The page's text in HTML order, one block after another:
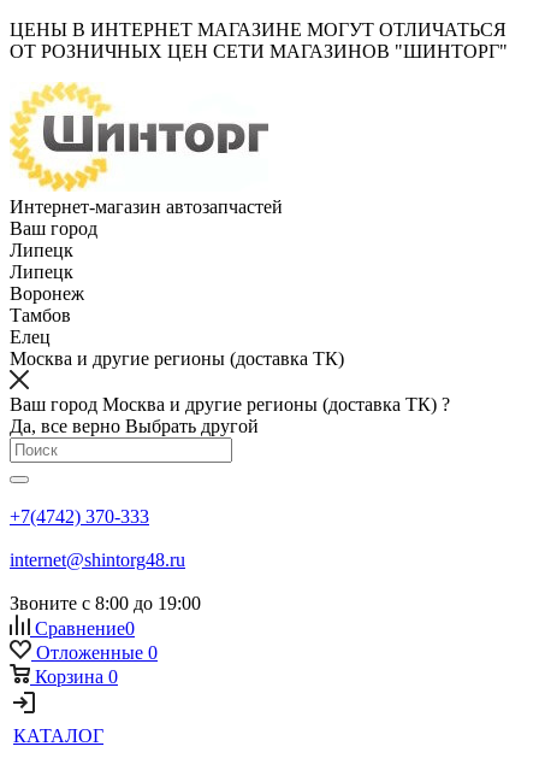
ЦЕНЫ В ИНТЕРНЕТ МАГАЗИНЕ МОГУТ ОТЛИЧАТЬСЯ
ОТ РОЗНИЧНЫХ ЦЕН СЕТИ МАГАЗИНОВ "ШИНТОРГ"
Интернет-магазин автозапчастей
Ваш город
Липецк
Липецк
Воронеж
Тамбов
Елец
Москва и другие регионы (доставка ТК)
Ваш город Москва и другие регионы (доставка ТК) ?
Да, все верно Выбрать другой
+7(4742) 370-333
internet@shintorg48.ru
Звоните с 8:00 до 19:00
Сравнение0
Отложенные 0
Корзина 0
КАТАЛОГ